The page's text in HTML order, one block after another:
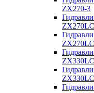
ZX270-3
ZX270LC
ZX330LC